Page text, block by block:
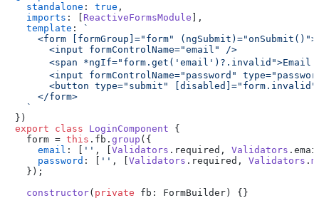
standalone : true ,
imports : [ ReactiveFormsModule ],
template :
`
    <form [formGroup]="form" (ngSubmit)="onSubmit()">
      <input formControlName="email" />
<span *ngIf="form.get('email')?.invalid">Email
<input formControlName="password"
<button type="submit"
    </form>
  `
export
class LoginComponent {
  form =
this . fb . group ({
email : [ '' , [ Validators . required , Validators .
password : [ '' , [ Validators . required , Validators .
  });
constructor( private fb: FormBuilder ) {}